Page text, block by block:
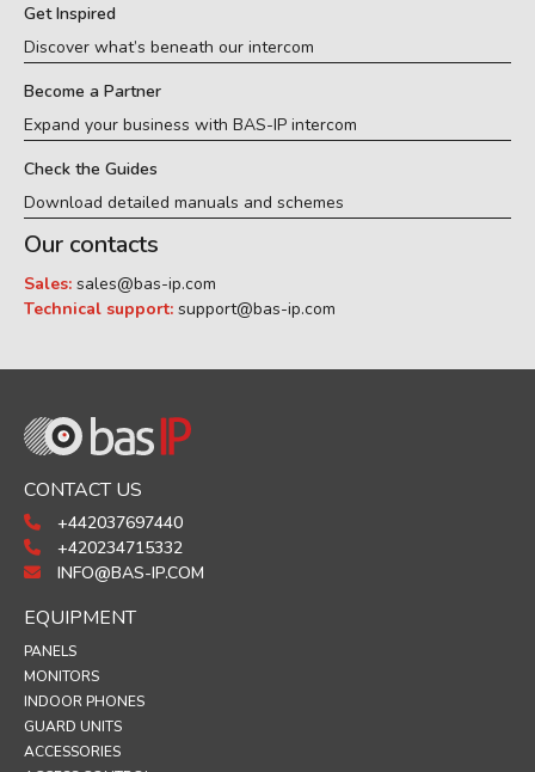
Get Inspired
Discover what’s beneath our intercom
Become a Partner
Expand your business with BAS-IP intercom
Check the Guides
Download detailed manuals and schemes
Our contacts
Sales: sales@bas-ip.com
Technical support: support@bas-ip.com
CONTACT US
+442037697440
+420234715332
INFO@BAS-IP.COM
EQUIPMENT
PANELS
MONITORS
INDOOR PHONES
GUARD UNITS
ACCESSORIES